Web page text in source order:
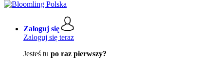
Zaloguj się
Zaloguj się teraz
Jesteś tu po raz pierwszy?